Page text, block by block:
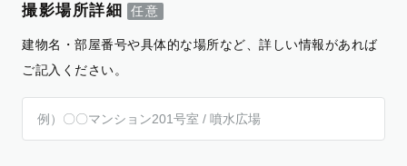
撮影場所詳細
建物名・部屋番号や具体的な場所など、詳しい情報があれば
ご記入ください。